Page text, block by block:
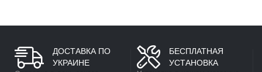
ДОСТАВКА ПО
УКРАИНЕ
БЕСПЛАТНАЯ
УСТАНОВКА